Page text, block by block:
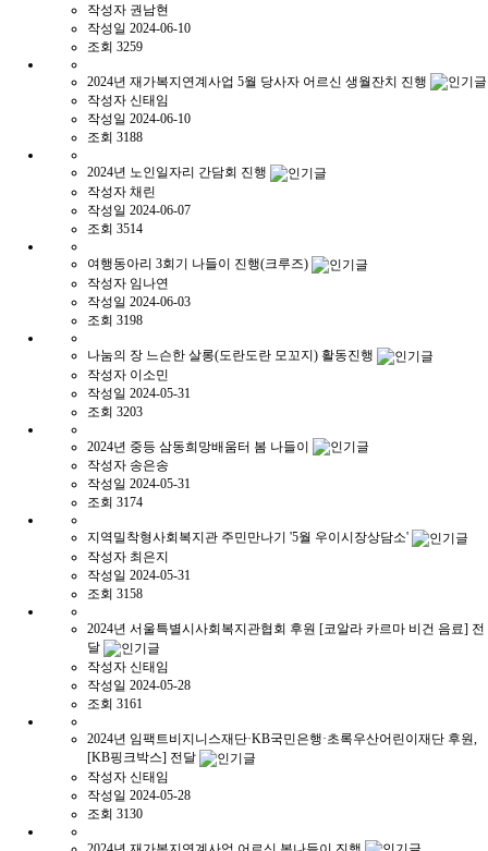
작성자 권남현
작성일 2024-06-10
조회 3259
2024년 재가복지연계사업 5월 당사자 어르신 생월잔치 진행
작성자 신태임
작성일 2024-06-10
조회 3188
2024년 노인일자리 간담회 진행
작성자 채린
작성일 2024-06-07
조회 3514
여행동아리 3회기 나들이 진행(크루즈)
작성자 임나연
작성일 2024-06-03
조회 3198
나눔의 장 느슨한 살롱(도란도란 모꼬지) 활동진행
작성자 이소민
작성일 2024-05-31
조회 3203
2024년 중등 삼동희망배움터 봄 나들이
작성자 송은송
작성일 2024-05-31
조회 3174
지역밀착형사회복지관 주민만나기 '5월 우이시장상담소'
작성자 최은지
작성일 2024-05-31
조회 3158
2024년 서울특별시사회복지관협회 후원 [코알라 카르마 비건 음료] 전
달
작성자 신태임
작성일 2024-05-28
조회 3161
2024년 임팩트비지니스재단·KB국민은행·초록우산어린이재단 후원,
[KB핑크박스] 전달
작성자 신태임
작성일 2024-05-28
조회 3130